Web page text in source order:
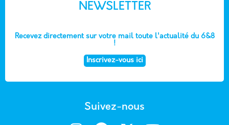
NEWSLETTER
Recevez directement sur votre mail toute l'actualité du 6&8
!
Inscrivez-vous ici
Suivez-nous